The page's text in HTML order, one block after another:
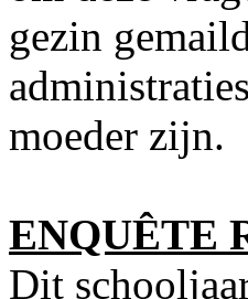
gezin
moeder zijn.
ENQUÊTE
Dit